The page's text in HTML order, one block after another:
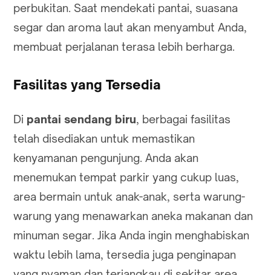
perbukitan. Saat mendekati pantai, suasana
segar dan aroma laut akan menyambut Anda,
membuat perjalanan terasa lebih berharga.
Fasilitas yang Tersedia
Di pantai sendang biru, berbagai fasilitas
telah disediakan untuk memastikan
kenyamanan pengunjung. Anda akan
menemukan tempat parkir yang cukup luas,
area bermain untuk anak-anak, serta warung-
warung yang menawarkan aneka makanan dan
minuman segar. Jika Anda ingin menghabiskan
waktu lebih lama, tersedia juga penginapan